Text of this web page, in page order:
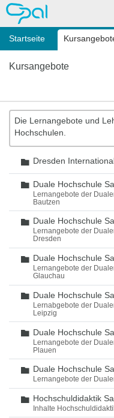
OPAL
Startseite
Kursangebote
Die Lernangebote und
Hochschulen.
Ordner
Dresden
Ordner
Duale Hochschule
Lernangebote der
Bautzen
Ordner
Duale Hochschule
Lernangebote der
Dresden
Ordner
Duale Hochschule
Lernangebote der
Glauchau
Ordner
Duale Hochschule
Lernabgebote der
Leipzig
Ordner
Duale Hochschule
Lernangebote der
Plauen
Ordner
Duale Hochschule
Lernangebote der
Ordner
Hochschuldidaktik
Inhalte